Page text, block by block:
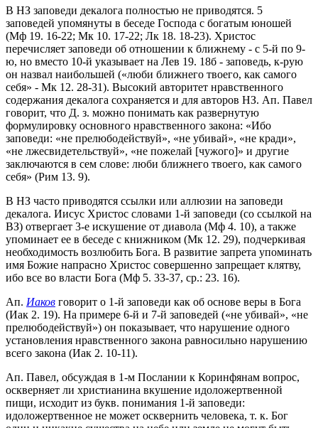
В НЗ заповеди декалога полностью не приводятся. 5
заповедей упомянуты в беседе Господа с богатым юношей
(Мф 19. 16-22; Мк 10. 17-22; Лк 18. 18-23). Христос
перечисляет заповеди об отношении к ближнему - с 5-й по 9-
ю, но вместо 10-й указывает на Лев 19. 18б - заповедь, к-рую
он назвал наибольшей («люби ближнего твоего, как самого
себя» - Мк 12. 28-31). Высокий авторитет нравственного
содержания декалога сохраняется и для авторов НЗ. Ап. Павел
говорит, что Д. з. можно понимать как развернутую
формулировку основного нравственного закона: «Ибо
заповеди: «не прелюбодействуй», «не убивай», «не кради»,
«не лжесвидетельствуй», «не пожелай [чужого]» и другие
заключаются в сем слове: люби ближнего твоего, как самого
себя» (Рим 13. 9).
В НЗ часто приводятся ссылки или аллюзии на заповеди
декалога. Иисус Христос словами 1-й заповеди (со ссылкой на
ВЗ) отвергает 3-е искушение от диавола (Мф 4. 10), а также
упоминает ее в беседе с книжником (Мк 12. 29), подчеркивая
необходимость возлюбить Бога. В развитие запрета упоминать
имя Божие напрасно Христос совершенно запрещает клятву,
ибо все во власти Бога (Мф 5. 33-37, ср.: 23. 16).
Ап. Иаков говорит о 1-й заповеди как об основе веры в Бога
(Иак 2. 19). На примере 6-й и 7-й заповедей («не убивай», «не
прелюбодействуй») он показывает, что нарушение одного
установления нравственного закона равносильно нарушению
всего закона (Иак 2. 10-11).
Ап. Павел, обсуждая в 1-м Послании к Коринфянам вопрос,
оскверняет ли христианина вкушение идоложертвенной
пищи, исходит из букв. понимания 1-й заповеди:
идоложертвенное не может осквернить человека, т. к. Бог